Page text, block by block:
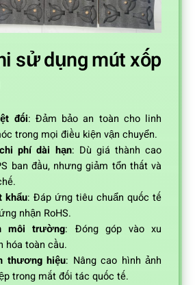
sử dụng mút xốp
đối: Đảm bảo an toàn cho linh
trong mọi điều kiện vận chuyển.
phí dài hạn: Dù giá thành cao
ban đầu, nhưng giảm tổn thất và
khẩu: Đáp ứng tiêu chuẩn quốc tế
nhận RoHS.
môi trường: Đóng góp vào xu
hóa toàn cầu.
thương hiệu: Nâng cao hình ảnh
trong mắt đối tác quốc tế.